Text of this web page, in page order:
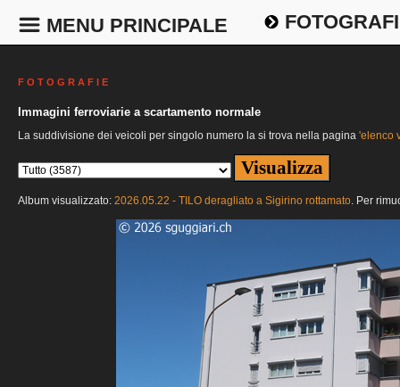
MENU PRINCIPALE
F O T O G R A F I E
Immagini ferroviarie a scartamento normale
La suddivisione dei veicoli per singolo numero la si trova nella pagina 'elenco
Album visualizzato: 2026.05.22 - TILO deragliato a Sigirino rottamato. Per